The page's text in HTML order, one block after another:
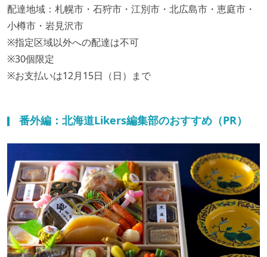
配達地域：札幌市・石狩市・江別市・北広島市・恵庭市・
小樽市・岩見沢市
※指定区域以外への配達は不可
※30個限定
※お支払いは12月15日（日）まで
番外編：北海道Likers編集部のおすすめ（PR）